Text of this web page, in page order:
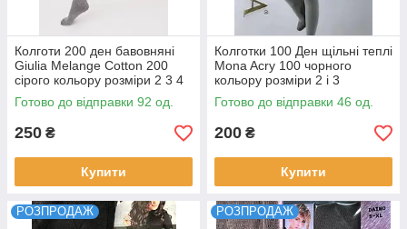
Колготи 200 ден бавовняні
Giulia Melange Cotton 200
сірого кольору розміри 2 3 4
Готово до відправки 92 од.
250 ₴
Купити
Колготки 100 Ден щільні теплі
Mona Acry 100 чорного
кольору розміри 2 і 3
Готово до відправки 46 од.
200 ₴
Купити
РОЗПРОДАЖ РОЗПРОДАЖ